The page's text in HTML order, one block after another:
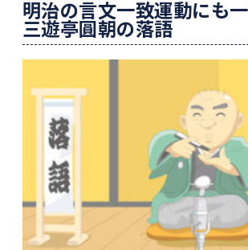
明治の言文一致運動にも
三遊亭圓朝の落語